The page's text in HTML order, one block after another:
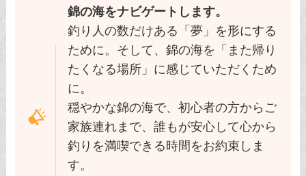
錦の海をナビゲートします。
釣り人の数だけある「夢」を形にする
ために。そして、錦の海を「また帰り
たくなる場所」に感じていただくため
に。
穏やかな錦の海で、初心者の方からご
家族連れまで、誰もが安心して心から
釣りを満喫できる時間をお約束しま
す。